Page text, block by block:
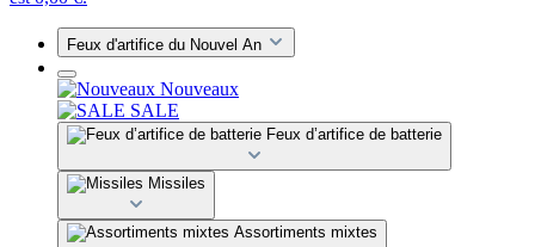
Feux d'artifice du Nouvel An
Nouveaux
SALE
Feux d’artifice de batterie
Missiles
Assortiments mixtes